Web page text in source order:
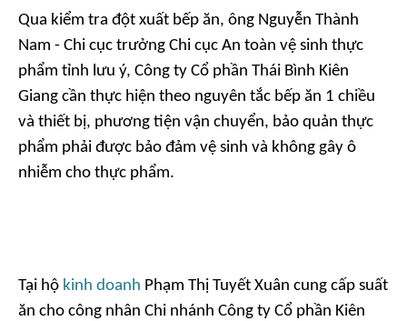
Qua kiểm tra đột xuất bếp ăn, ông Nguyễn Thành
Nam - Chi cục trưởng Chi cục An toàn vệ sinh thực
phẩm tỉnh lưu ý, Công ty Cổ phần Thái Bình Kiên
Giang cần thực hiện theo nguyên tắc bếp ăn 1 chiều
và thiết bị, phương tiện vận chuyển, bảo quản thực
phẩm phải được bảo đảm vệ sinh và không gây ô
nhiễm cho thực phẩm.
Tại hộ kinh doanh Phạm Thị Tuyết Xuân cung cấp suất
ăn cho công nhân Chi nhánh Công ty Cổ phần Kiên